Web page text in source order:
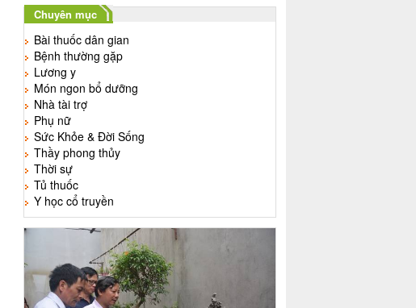
Chuyên mục
Bài thuốc dân gian
Bệnh thường gặp
Lương y
Món ngon bổ dưỡng
Nhà tài trợ
Phụ nữ
Sức Khỏe & Đời Sống
Thầy phong thủy
Thời sự
Tủ thuốc
Y học cổ truyền